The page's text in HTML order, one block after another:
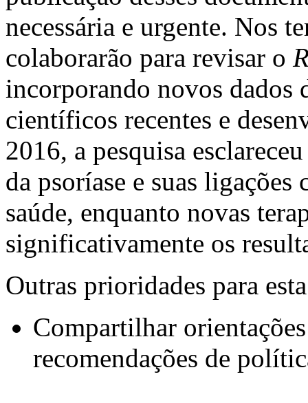
necessária e urgente. Nos
colaborarão para revisar o
incorporando novos dados
científicos recentes e
2016, a pesquisa
da psoríase e suas
saúde, enquanto novas
significativamente os
Outras prioridades para
Compartilhar
recomendações de